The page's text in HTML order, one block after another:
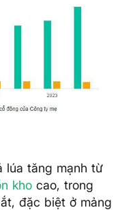
lúa tăng mạnh từ
kho cao, trong
đặc biệt ở mảng